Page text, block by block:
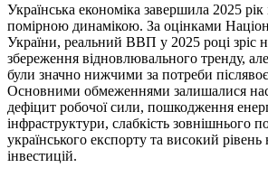
Українська економіка завершила 2025
помірною динамікою. За оцінками
України, реальний ВВП у 2025 році зріс
збереження відновлювального тренду,
були значно нижчими за потреби
Основними обмеженнями залишалися
дефіцит робочої сили, пошкодження
інфраструктури, слабкість зовнішнього
українського експорту та високий рівень
інвестицій.